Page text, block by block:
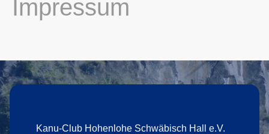
Impressum
Kanu-Club Hohenlohe Schwäbisch Hall e.V.